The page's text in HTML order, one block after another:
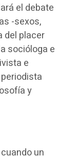
el debate
-sexos,
del placer
socióloga e
e
y
un